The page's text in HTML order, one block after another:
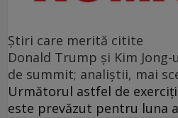
Ştiri care merită citite
Donald Trump şi Kim
de summit; analiştii, mai
Următorul astfel de
este prevăzut pentru luna